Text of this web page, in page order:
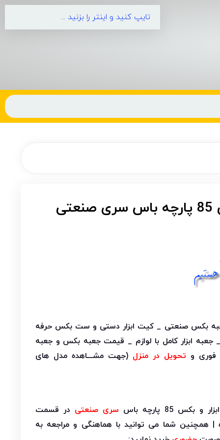
جعبه ابزار و بکس 85 پارچه باس سری صنعتی
جعبه بکس صنعتی _ کیت ابزار دستی و ست بکس حرفه
جعبه ابزار کامل با لوازم _ قیمت جعبه بکس و جعبه
تحویل در منزل (جهت مشـــاهده مدل های
85 پارچه باس سری صنعتی در قسمت
| همچنین شما می توانید با هماهنگی و مراجعه به